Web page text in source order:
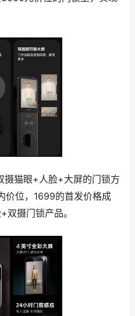
猫眼+人脸+大屏的门锁方
价位，1699的首发价格成
双摄门锁产品。